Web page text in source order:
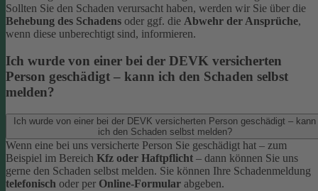
Sollten Sie den Schaden verursacht haben, werden wir Sie über die
Behebung des Schadens oder ggf. die Abwehr der Ansprüche,
wenn diese unberechtigt sind, informieren.
Ich wurde von einer bei der DEVK versicherten
Person geschädigt – kann ich den Schaden selbst
melden?
Ich wurde von einer bei der DEVK versicherten Person geschädigt – kann
ich den Schaden selbst melden?
Wenn eine bei uns versicherte Person Sie geschädigt hat – zum
Beispiel im Bereich Kfz oder Haftpflicht – dann können Sie uns
gerne den Schaden selbst melden. Sie können Ihre Schadenmeldung
telefonisch oder per Online-Formular abgeben.